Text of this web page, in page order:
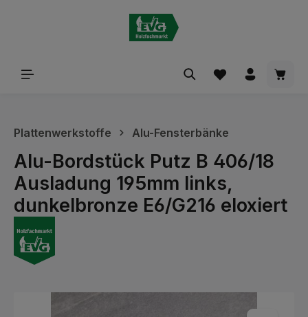
Plattenwerkstoffe Alu-Fensterbänke
Alu-Bordstück Putz B 406/18
Ausladung 195mm links,
dunkelbronze E6/G216 eloxiert